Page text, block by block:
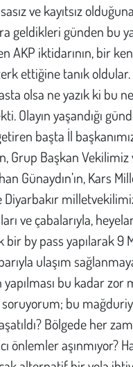
ve kayıtsız
geldikleri günden bu
AKP iktidarının, bir
ettiğine tanık oldular.
olsa ne yazık ki bu
Olayın yaşandığı
başta İl
Grup Başkan
Günaydın’ın, Kars
Diyarbakır
ve çabalarıyla,
by pass yapılarak 9
ulaşım
bu kadar zor
bu
Bölgede her
önlemler aşınmıyor?